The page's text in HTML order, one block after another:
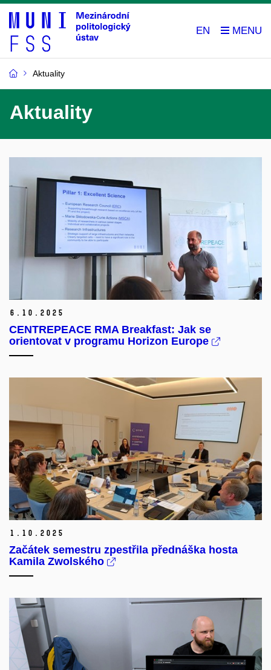
EN
Aktuality
Aktuality
6. 10. 2025
CENTREPEACE RMA Breakfast: Jak se
orientovat v programu Horizon Europe
1. 10. 2025
Začátek semestru zpestřila přednáška hosta
Kamila Zwolského